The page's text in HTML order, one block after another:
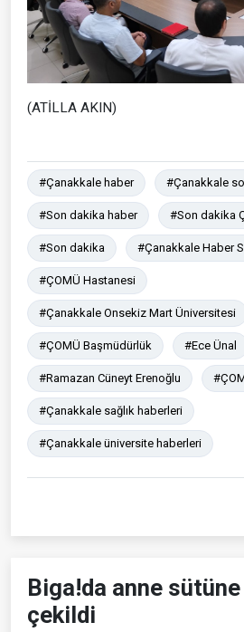
(ATİLLA AKIN)
#Çanakkale haber #Çanakkale
#Son dakika haber #Son dakika
#Son dakika #Çanakkale Haber
#ÇOMÜ Hastanesi
#Çanakkale Onsekiz Mart Üniversitesi
#ÇOMÜ Başmüdürlük #Ece Ünal
#Ramazan Cüneyt Erenoğlu
#Çanakkale sağlık haberleri
#Çanakkale üniversite haberleri
Biga!da anne
çekildi